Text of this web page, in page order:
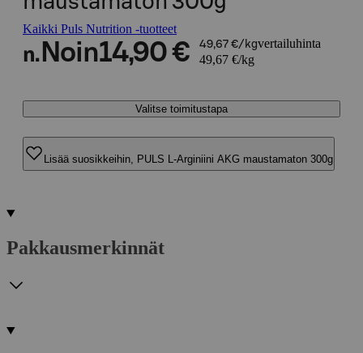
Kaikki Puls Nutrition -tuotteet
n. Noin14,90 € 49,67 €/kgvertailuhinta
49,67 €/kg
Valitse toimitustapa
Lisää suosikkeihin, PULS L-Arginiini AKG maustamaton 300g
Pakkausmerkinnät